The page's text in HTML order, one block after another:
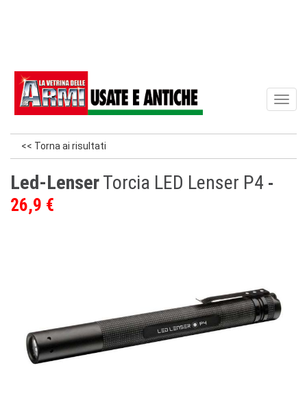
<< Torna ai risultati
Led-LenserTorcia LED Lenser P4
26,9 €